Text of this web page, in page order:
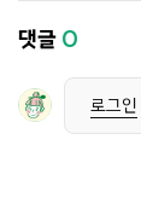
댓글 0
로그인